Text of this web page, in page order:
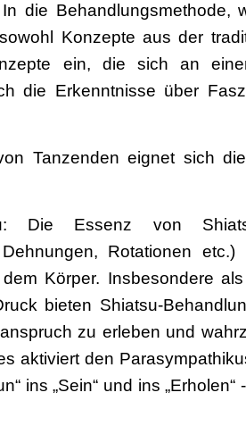
die Behandlungsmethode,
Konzepte aus der
ein, die sich an
die Erkenntnisse über
Tanzenden eignet sich
Die Essenz von
Dehnungen, Rotationen
Körper. Insbesondere
bieten Shiatsu-
zu erleben und
aktiviert den
ins „Sein“ und ins